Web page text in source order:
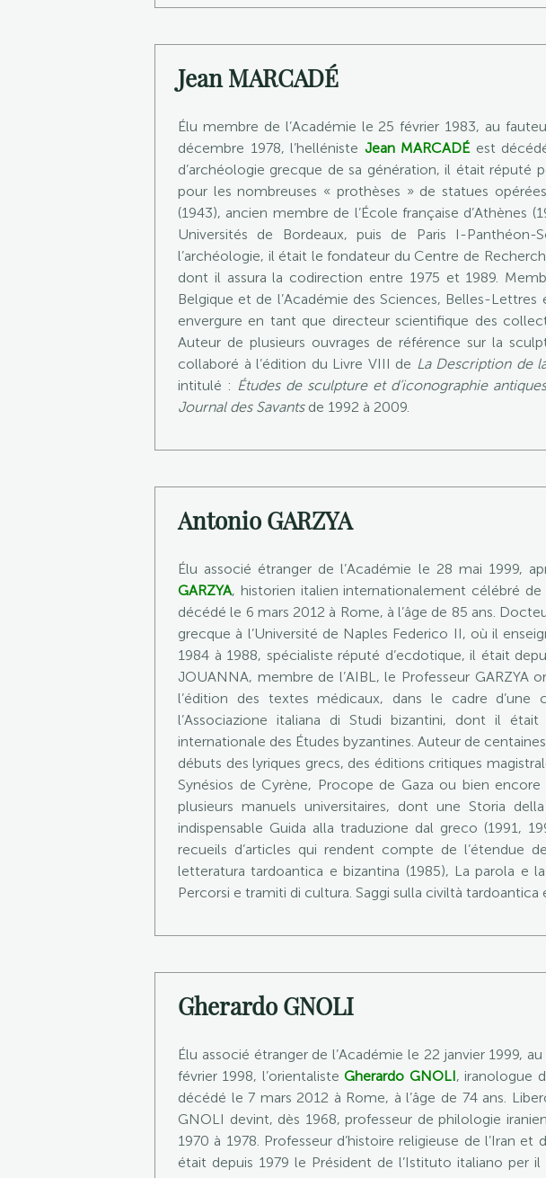
Jean MARCADÉ
Élu membre de l’Académie le 25 février 1983, au
décembre 1978, l’helléniste Jean MARCADÉ est
d’archéologie grecque de sa génération, il était réputé
pour les nombreuses « prothèses » de statues
(1943), ancien membre de l’École française d’Athènes
Universités de Bordeaux, puis de Paris I-
l’archéologie, il était le fondateur du Centre de
dont il assura la codirection entre 1975 et 1989.
Belgique et de l’Académie des Sciences, Belles-
envergure en tant que directeur scientifique des
Auteur de plusieurs ouvrages de référence sur la
collaboré à l’édition du Livre VIII de La Description de
intitulé : Études de sculpture et d’iconographie
Journal des Savantsde 1992 à 2009.
Antonio GARZYA
Élu associé étranger de l’Académie le 28 mai 1999,
GARZYA, historien italien internationalement célébré
décédé le 6 mars 2012 à Rome, à l’âge de 85 ans.
grecque à l’Université de Naples Federico II, où il
1984 à 1988, spécialiste réputé d’ecdotique, il était
JOUANNA, membre de l’AIBL, le Professeur GARZYA
l’édition des textes médicaux, dans le cadre
l’Associazione italiana di Studi bizantini, dont il
internationale des Études byzantines. Auteur de
débuts des lyriques grecs, des éditions critiques
Synésios de Cyrène, Procope de Gaza ou bien
plusieurs manuels universitaires, dont une Storia
indispensable Guida alla traduzione dal greco (1991,
recueils d’articles qui rendent compte de l’étendue
letteratura tardoantica e bizantina (1985), La parola e
Percorsi e tramiti di cultura. Saggi sulla civiltà
Gherardo GNOLI
Élu associé étranger de l’Académie le 22 janvier 1999,
février 1998, l’orientalisteGherardo GNOLI, iranologue
décédé le 7 mars 2012 à Rome, à l’âge de 74 ans.
GNOLI devint, dès 1968, professeur de philologie
1970 à 1978. Professeur d’histoire religieuse de l’Iran
était depuis 1979 le Président de l’Istituto italiano per